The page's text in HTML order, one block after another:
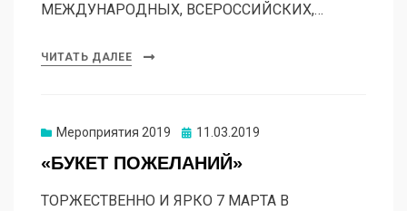
МЕЖДУНАРОДНЫХ, ВСЕРОССИЙСКИХ,…
ЧИТАТЬ ДАЛЕЕ
Мероприятия 2019 11.03.2019
«БУКЕТ ПОЖЕЛАНИЙ»
ТОРЖЕСТВЕННО И ЯРКО 7 МАРТА В